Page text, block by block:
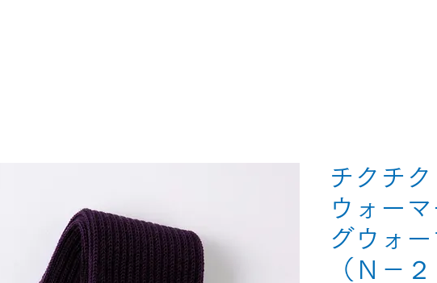
チクチ
ウォー
グウォ
（Ｎ－